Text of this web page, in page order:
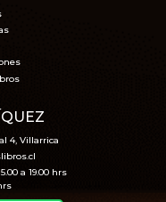
4, Villarrica
a 19.00 hrs